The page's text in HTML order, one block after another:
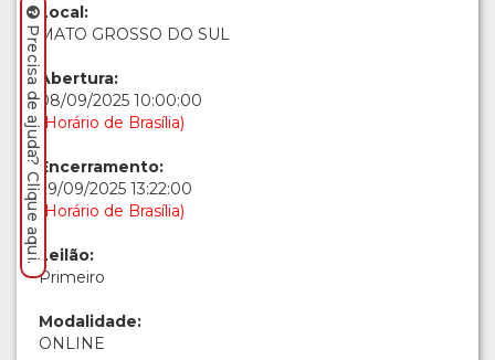
Local:
MATO GROSSO DO SUL
Abertura:
08/09/2025 10:00:00
(Horário de Brasília)
Encerramento:
29/09/2025 13:22:00
(Horário de Brasília)
Leilão:
Primeiro
Modalidade:
ONLINE
Precisa de ajuda? Clique aqui.